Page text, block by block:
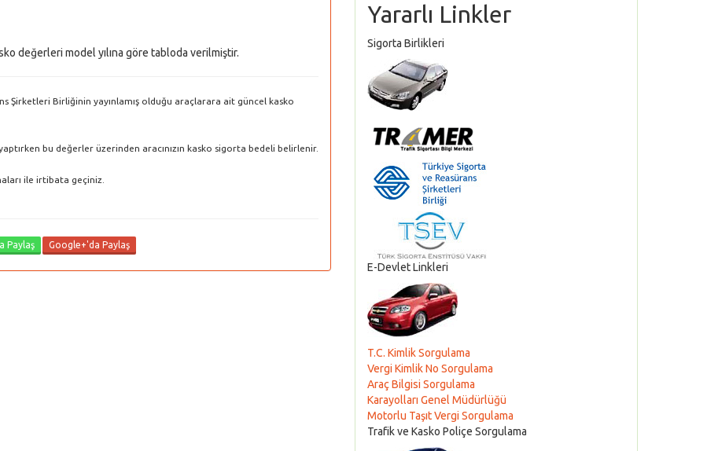
değerleri model yılına göre tabloda verilmiştir.
Şirketleri Birliğinin yayınlamış olduğu araçlarara ait güncel kasko
bu değerler üzerinden aracınızın kasko sigorta bedeli belirlenir.
ile irtibata geçiniz.
Paylaş Google+'da Paylaş
Yararlı Linkler
Sigorta Birlikleri
E-Devlet Linkleri
T.C. Kimlik Sorgulama
Vergi Kimlik No Sorgulama
Araç Bilgisi Sorgulama
Karayolları Genel Müdürlüğü
Motorlu Taşıt Vergi Sorgulama
Trafik ve Kasko Poliçe Sorgulama